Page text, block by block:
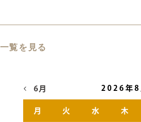
覧を見る
2026年8
月 火 水 木
6月